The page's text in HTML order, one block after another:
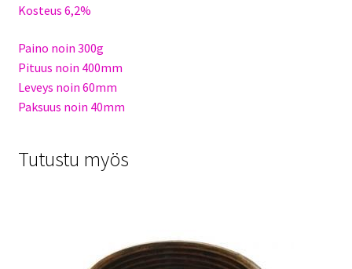
Kosteus 6,2%
Paino noin 300g
Pituus noin 400mm
Leveys noin 60mm
Paksuus noin 40mm
Tutustu myös